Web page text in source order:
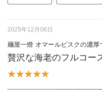
2025年12月06日
麺屋一燈 オマールビスクの濃厚
贅沢な海老のフルコー